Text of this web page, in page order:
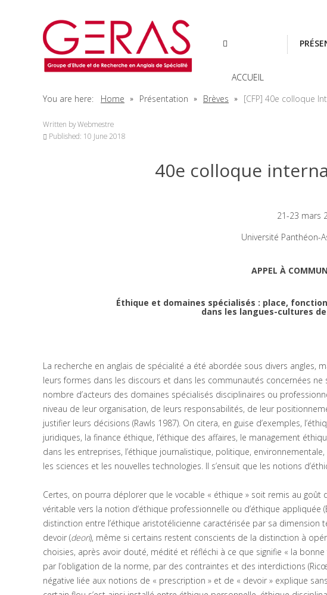
ACCUEIL
You are here: Home Présentation Brèves [CFP] 40e colloque
Written byWebmestre
Published: 10 June 2018
40e colloque
21-23 mars
Université Panthéon-
APPEL À
Éthique et domaines spécialisés : place,
dans les langues-cultures
La recherche en anglais de spécialité a été abordée sous divers angles,
leurs formes dans les discours et dans les communautés concernées
nombre d’acteurs des domaines spécialisés disciplinaires ou
niveau de leur organisation, de leurs responsabilités, de leur
justifier leurs décisions (Rawls 1987). On citera, en guise d’exemples,
juridiques, la finance éthique, l’éthique des affaires, le management
dans les entreprises, l’éthique journalistique, politique,
les sciences et les nouvelles technologies. Il s’ensuit que les notions
Certes, on pourra déplorer que le vocable « éthique » soit remis au
véritable vers la notion d’éthique professionnelle ou d’éthique
distinction entre l’éthique aristotélicienne caractérisée par sa dimension
devoir (deon), même si certains restent conscients de la distinction à
choisies, après avoir douté, médité et réfléchi à ce que signifie « la
par l’obligation de la norme, par des contraintes et des interdictions
négative liée aux notions de « prescription » et de « devoir » explique